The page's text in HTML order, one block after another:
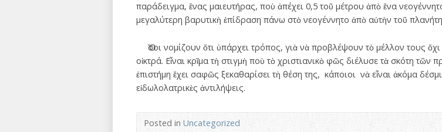
παράδειγμα, ἕνας μαιευτήρας, ποὺ ἀπέχει 0,5 τοῦ μέτρου ἀπὸ ἕνα
μεγαλύτερη βαρυτικὴ ἐπίδραση πάνω στὸ νεογέννητο ἀπὸ αὐτὴν τοῦ
Ὅσοι νομίζουν ὅτι ὑπάρχει τρόπος, γιὰ νὰ προβλέψουν τὸ μέλλον τους
οἰκτρά. Εἶναι κρῖμα τὴ στιγμὴ ποὺ τὸ χριστιανικὸ φῶς διέλυσε τὰ σκότη τῶν
ἐπιστήμη ἔχει σαφῶς ξεκαθαρίσει τὴ θέση της, κάποιοι νὰ εἶναι ἀκόμα
εἰδωλολατρικὲς ἀντιλήψεις.
Posted inUncategorized